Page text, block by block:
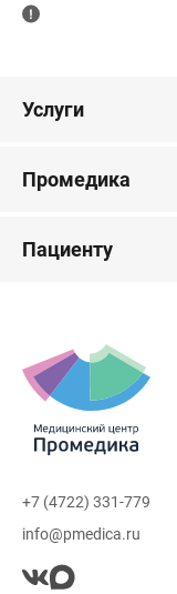
Услуги
Промедика
Пациенту
+7 (4722) 331-779
info@pmedica.ru